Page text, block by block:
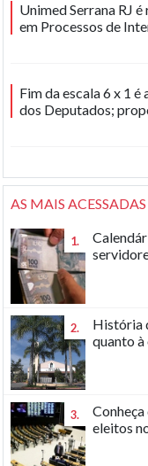
Unimed Serrana RJ
em Processos de
Fim da escala 6 x 1
dos Deputados;
AS MAIS ACESSADAS
1.
2.
História
quanto à
3.
eleitos